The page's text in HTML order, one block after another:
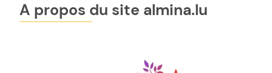
A propos du site almina.lu